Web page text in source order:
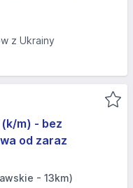
z Ukrainy
m) - bez
od zaraz
- 13km)